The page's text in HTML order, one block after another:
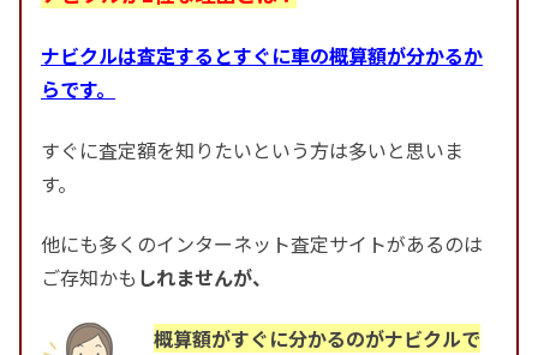
ナビクルは査定するとすぐに車の概算額が分かるか
らです。
すぐに査定額を知りたいという方は多いと思いま
す。
他にも多くのインターネット査定サイトがあるのは
ご存知かも しれませんが、
概算額がすぐに分かるのがナビクルで